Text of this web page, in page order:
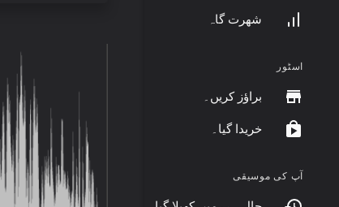
شھرت گاہ
اسٹور
براؤز کریں۔
خریدا گیا۔
آپ کی موسیقی